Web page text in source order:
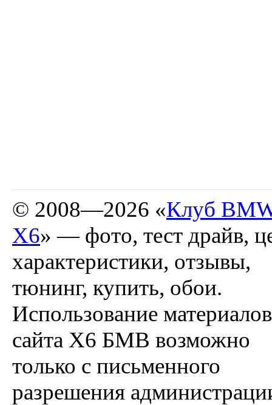
© 2008—2026 «Клуб
X6» — фото, тест драйв,
характеристики, отзывы,
тюнинг, купить, обои.
Использование материалов
сайта X6 БМВ возможно
только с письменного
разрешения